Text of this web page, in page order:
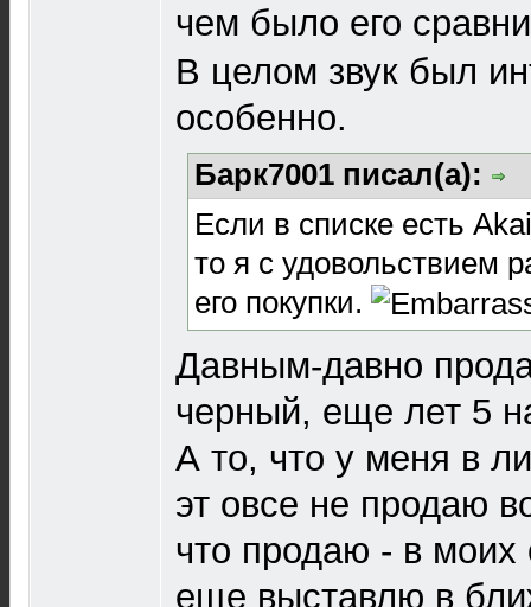
чем было его
В целом звук был
особенно.
Барк7001 писал(а):
Если в списке есть
то я с удовольствием
его покупки.
Давным-давно
черный, еще лет 5
А то, что у меня в
эт овсе не продаю
что продаю - в моих
еще выставлю в